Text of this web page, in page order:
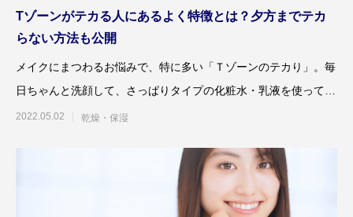
Tゾーンがテカる人にあるよく特徴とは？夕方までテカ
らない方法も公開
メイクにまつわるお悩みで、特に多い「Ｔゾーンのテカり」。毎
日ちゃんと洗顔して、さっぱりタイプの化粧水・乳液を使ってい
るのに、なぜか午後にな
2022.05.02 乾燥・保湿